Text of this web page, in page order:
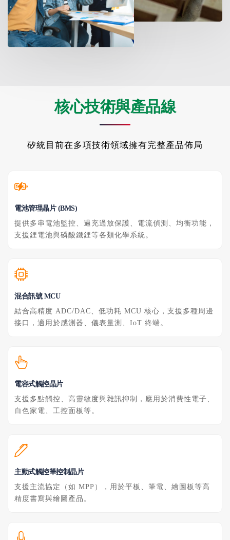
核心技術與產品線
矽統目前在多項技術領域擁有完整產品佈局
電池管理晶片 (BMS)
提供多串電池監控、過充過放保護、電流偵測、均衡功能，
支援鋰電池與磷酸鐵鋰等各類化學系統。
混合訊號 MCU
結合高精度 ADC/DAC、低功耗 MCU 核心，支援多種周邊
接口，適用於感測器、儀表量測、IoT 終端。
電容式觸控晶片
支援多點觸控、高靈敏度與雜訊抑制，應用於消費性電子、
白色家電、工控面板等。
主動式觸控筆控制晶片
支援主流協定（如 MPP），用於平板、筆電、繪圖板等高
精度書寫與繪圖產品。